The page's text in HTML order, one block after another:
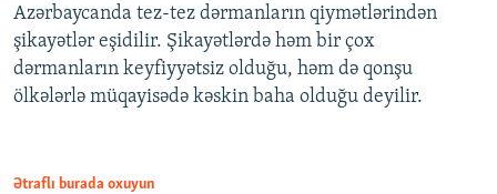
Azərbaycanda tez-tez dərmanların qiymətlərindən
şikayətlər eşidilir. Şikayətlərdə həm bir çox
dərmanların keyfiyyətsiz olduğu, həm də qonşu
ölkələrlə müqayisədə kəskin baha olduğu deyilir.
Ətraflı burada oxuyun